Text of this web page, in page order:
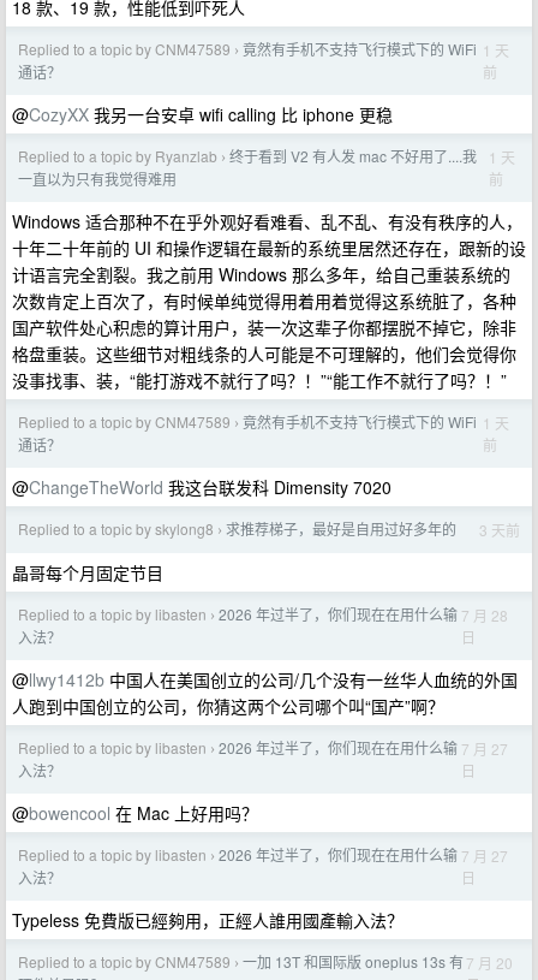
18 款、19 款，性能低到吓死人
Replied to a topic by CNM47589 › 竟然有手机不支持飞行模式下的 WiFi
通话？
1 天
前
@CozyXX 我另一台安卓 wifi calling 比 iphone 更稳
Replied to a topic by Ryanzlab › 终于看到 V2 有人发 mac 不好用了....我
一直以为只有我觉得难用
1 天
前
Windows 适合那种不在乎外观好看难看、乱不乱、有没有秩序的人，
十年二十年前的 UI 和操作逻辑在最新的系统里居然还存在，跟新的设
计语言完全割裂。我之前用 Windows 那么多年，给自己重装系统的
次数肯定上百次了，有时候单纯觉得用着用着觉得这系统脏了，各种
国产软件处心积虑的算计用户，装一次这辈子你都摆脱不掉它，除非
格盘重装。这些细节对粗线条的人可能是不可理解的，他们会觉得你
没事找事、装，“能打游戏不就行了吗？！”“能工作不就行了吗？！”
Replied to a topic by CNM47589 › 竟然有手机不支持飞行模式下的 WiFi
通话？
1 天
前
@ChangeTheWorld 我这台联发科 Dimensity 7020
Replied to a topic by skylong8 › 求推荐梯子，最好是自用过好多年的 3 天前
晶哥每个月固定节目
Replied to a topic by libasten › 2026 年过半了，你们现在在用什么输
入法？
7 月 28
日
@llwy1412b 中国人在美国创立的公司/几个没有一丝华人血统的外国
人跑到中国创立的公司，你猜这两个公司哪个叫“国产”啊？
Replied to a topic by libasten › 2026 年过半了，你们现在在用什么输
入法？
7 月 27
日
@bowencool 在 Mac 上好用吗？
Replied to a topic by libasten › 2026 年过半了，你们现在在用什么输
入法？
7 月 27
日
Typeless 免費版已經夠用，正經人誰用國產輸入法？
Replied to a topic by CNM47589 › 一加 13T 和国际版 oneplus 13s 有7 月 20